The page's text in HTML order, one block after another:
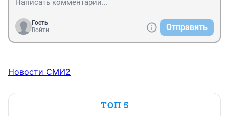
Гость
Войти
Отправить
Новости СМИ2
ТОП 5